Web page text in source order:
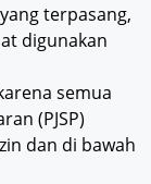
terpasang,
digunakan
semua
(PJSP)
dan di bawah